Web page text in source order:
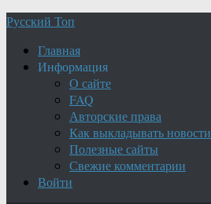
Русский Топ
Главная
Информация
О сайте
FAQ
Авторские права
Как выкладывать новости
Полезные сайты
Свежие комментарии
Войти